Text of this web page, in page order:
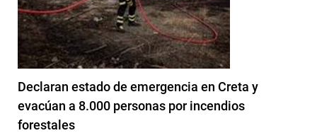
Declaran estado de emergencia en Creta y
evacúan a 8.000 personas por incendios
forestales